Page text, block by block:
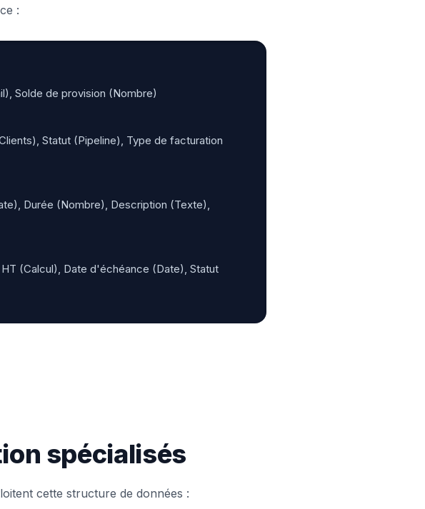
:
Solde de provision (Nombre)
Statut (Pipeline), Type de facturation
Durée (Nombre), Description (Texte),
(Calcul), Date d'échéance (Date), Statut
spécialisés
cette structure de données :